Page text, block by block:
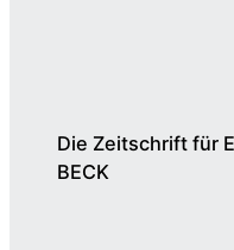
Die Zeitschrift für
BECK